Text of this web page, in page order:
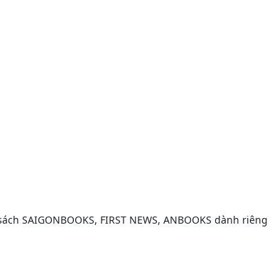
FIRST NEWS, ANBOOKS dành riêng